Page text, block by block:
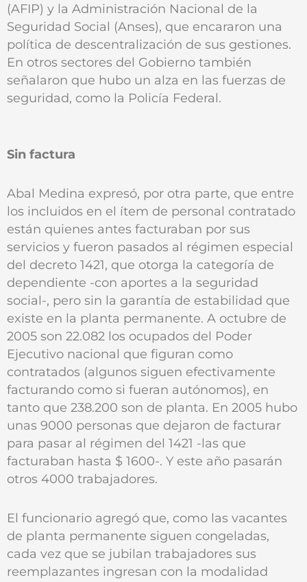
(AFIP) y la Administración Nacional de la
Seguridad Social (Anses), que encararon una
política de descentralización de sus gestiones.
En otros sectores del Gobierno también
señalaron que hubo un alza en las fuerzas de
seguridad, como la Policía Federal.
Sin factura
Abal Medina expresó, por otra parte, que entre
los incluidos en el ítem de personal contratado
están quienes antes facturaban por sus
servicios y fueron pasados al régimen especial
del decreto 1421, que otorga la categoría de
dependiente -con aportes a la seguridad
social-, pero sin la garantía de estabilidad que
existe en la planta permanente. A octubre de
2005 son 22.082 los ocupados del Poder
Ejecutivo nacional que figuran como
contratados (algunos siguen efectivamente
facturando como si fueran autónomos), en
tanto que 238.200 son de planta. En 2005 hubo
unas 9000 personas que dejaron de facturar
para pasar al régimen del 1421 -las que
facturaban hasta $ 1600-. Y este año pasarán
otros 4000 trabajadores.
El funcionario agregó que, como las vacantes
de planta permanente siguen congeladas,
cada vez que se jubilan trabajadores sus
reemplazantes ingresan con la modalidad